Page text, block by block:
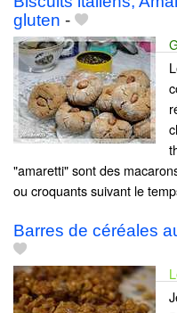
gluten -
"amaretti" sont des
ou croquants suivant le
Barres de céréales